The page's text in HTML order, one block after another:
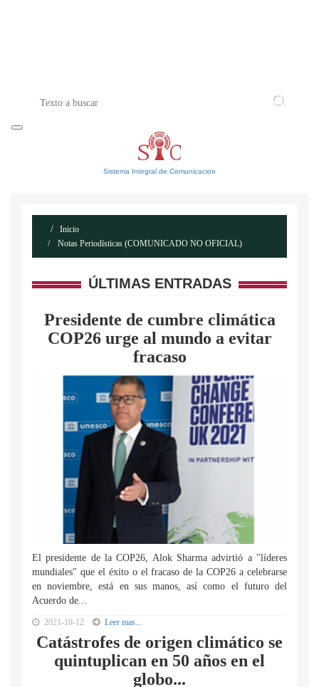
Sistema Integral de Comunicacion
Inicio
Notas Periodísticas (COMUNICADO NO OFICIAL)
ÚLTIMAS ENTRADAS
Presidente de cumbre climática
COP26 urge al mundo a evitar
fracaso
El presidente de la COP26, Alok Sharma advirtió a "líderes
mundiales" que el éxito o el fracaso de la COP26 a celebrarse
en noviembre, está en sus manos, así como el futuro del
Acuerdo de...
2021-10-12 Leer mas...
Catástrofes de origen climático se
quintuplican en 50 años en el
globo...